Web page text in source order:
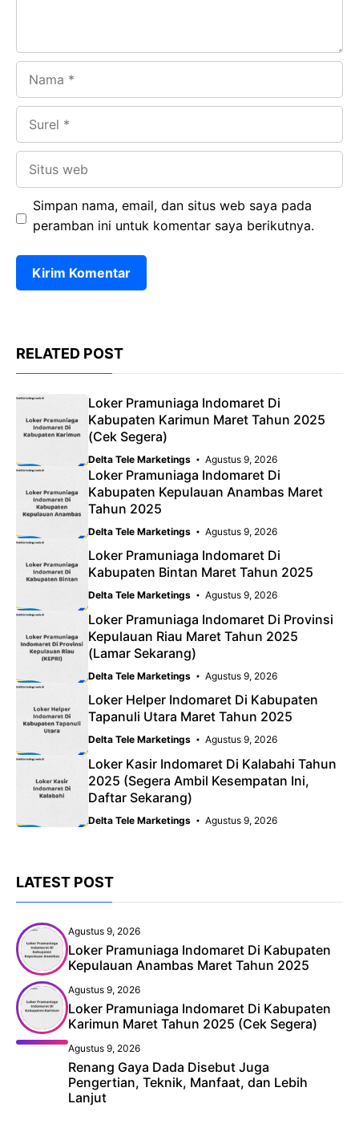
Simpan nama, email, dan situs web saya pada
peramban ini untuk komentar saya berikutnya.
RELATED POST
Loker Pramuniaga Indomaret Di
Kabupaten Karimun Maret Tahun 2025
(Cek Segera)
Delta Tele Marketings Agustus 9, 2026
Loker Pramuniaga Indomaret Di
Kabupaten Kepulauan Anambas Maret
Tahun 2025
Delta Tele Marketings Agustus 9, 2026
Loker Pramuniaga Indomaret Di
Kabupaten Bintan Maret Tahun 2025
Delta Tele Marketings Agustus 9, 2026
Loker Pramuniaga Indomaret Di Provinsi
Kepulauan Riau Maret Tahun 2025
(Lamar Sekarang)
Delta Tele Marketings Agustus 9, 2026
Loker Helper Indomaret Di Kabupaten
Tapanuli Utara Maret Tahun 2025
Delta Tele Marketings Agustus 9, 2026
Loker Kasir Indomaret Di Kalabahi Tahun
2025 (Segera Ambil Kesempatan Ini,
Daftar Sekarang)
Delta Tele Marketings Agustus 9, 2026
LATEST POST
Agustus 9, 2026
Loker Pramuniaga Indomaret Di Kabupaten
Kepulauan Anambas Maret Tahun 2025
Agustus 9, 2026
Loker Pramuniaga Indomaret Di Kabupaten
Karimun Maret Tahun 2025 (Cek Segera)
Agustus 9, 2026
Renang Gaya Dada Disebut Juga
Pengertian, Teknik, Manfaat, dan Lebih
Lanjut